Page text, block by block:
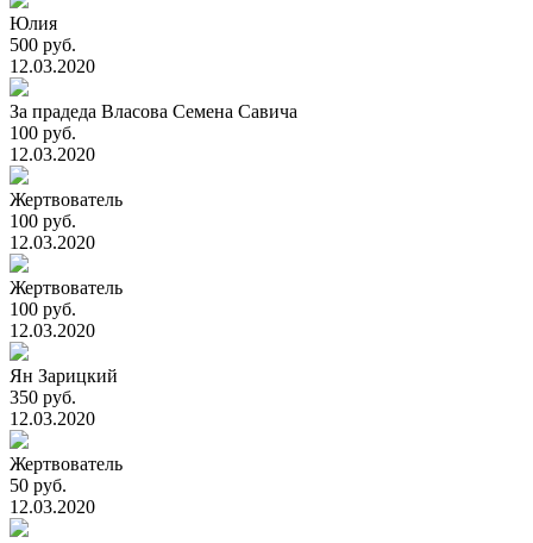
Юлия
500 руб.
12.03.2020
За прадеда Власова Семена Савича
100 руб.
12.03.2020
Жертвователь
100 руб.
12.03.2020
Жертвователь
100 руб.
12.03.2020
Ян Зарицкий
350 руб.
12.03.2020
Жертвователь
50 руб.
12.03.2020